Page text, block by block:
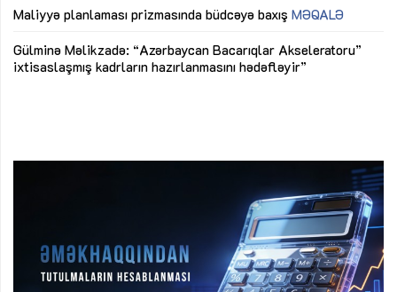
Maliyyə planlaması prizmasında büdcəyə baxış MƏQALƏ
Gülminə Məlikzadə: “Azərbaycan Bacarıqlar Akseleratoru”
ixtisaslaşmış kadrların hazırlanmasını hədəfləyir”